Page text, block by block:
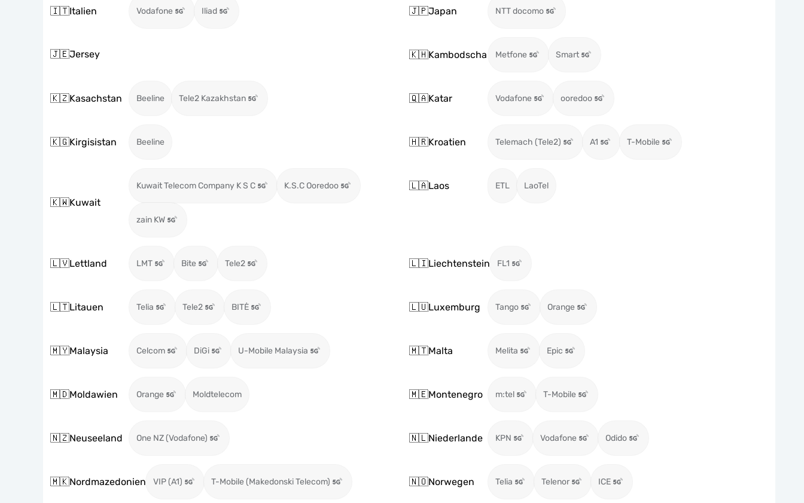
🇮🇹Italien Vodafone Iliad 🇯🇵Japan NTT docomo
🇯🇪Jersey 🇰🇭Kambodscha Metfone Smart
🇰🇿Kasachstan Beeline Tele2 Kazakhstan 🇶🇦Katar Vodafone ooredoo
🇰🇬Kirgisistan Beeline 🇭🇷Kroatien Telemach (Tele2) A1 T-Mobile
🇰🇼Kuwait
Kuwait Telecom Company K S C K.S.C Ooredoo
zain KW
🇱🇦Laos ETL LaoTel
🇱🇻Lettland LMT Bite Tele2 🇱🇮Liechtenstein FL1
🇱🇹Litauen Telia Tele2 BITĖ 🇱🇺Luxemburg Tango Orange
🇲🇾Malaysia Celcom DiGi U-Mobile Malaysia 🇲🇹Malta Melita Epic
🇲🇩Moldawien Orange Moldtelecom 🇲🇪Montenegro m:tel T-Mobile
🇳🇿Neuseeland One NZ (Vodafone) 🇳🇱Niederlande KPN Vodafone Odido
🇲🇰Nordmazedonien VIP (A1) T-Mobile (Makedonski Telecom) 🇳🇴Norwegen Telia Telenor ICE